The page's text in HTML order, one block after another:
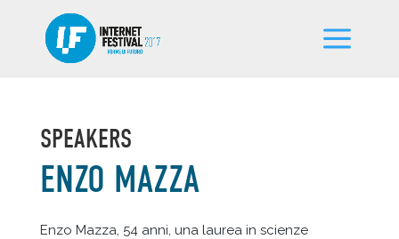
SPEAKERS
ENZO MAZZA
Enzo Mazza, 54 anni, una laurea in scienze